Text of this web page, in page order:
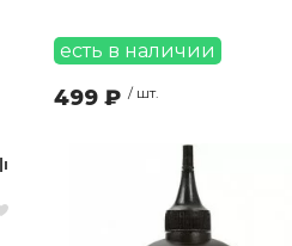
есть в наличии
499 ₽ / шт.